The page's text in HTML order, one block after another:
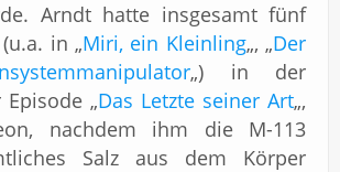
Arndt hatte insgesamt fünf
in „Miri, ein Kleinling„, „Der
„) in der
„Das Letzte seiner Art„,
nachdem ihm die M-113
Salz aus dem Körper